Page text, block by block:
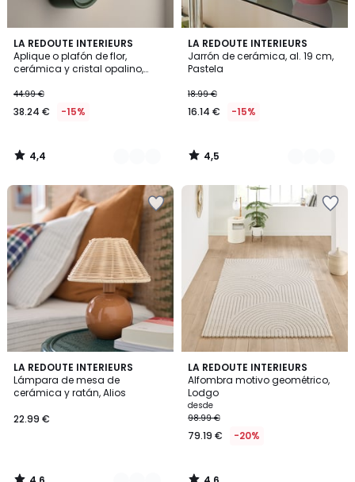
LA REDOUTE INTERIEURS
Aplique o plafón de flor,
cerámica y cristal opalino,
44.99 €
38.24 € -15%
4,4
/ 5
4
Colores
4,4
/
LA REDOUTE INTERIEURS
Jarrón de cerámica, al. 19 cm,
Pastela
18.99 €
16.14 € -15%
4,5
/ 5
3
Colores
4,5
/
LA REDOUTE INTERIEURS
Lámpara de mesa de
cerámica y ratán, Alios
22.99 €
4,6
/ 5
3
Colores
LA REDOUTE INTERIEURS
Alfombra motivo geométrico,
Lodgo
desde
98.99 €
79.19 € -20%
4,6
/ 5